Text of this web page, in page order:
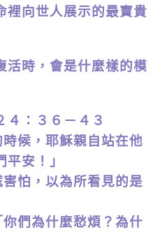
裡向世人展示的最寶貴
時，會是什麼樣的模
４：３６－４３
候，耶穌親自站在他
安！」
怕，以為所看見的是
們為什麼愁煩？為什